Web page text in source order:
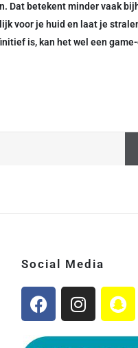
Dat betekent minder vaak
voor je huid en laat je
is, kan het wel een
Social Media